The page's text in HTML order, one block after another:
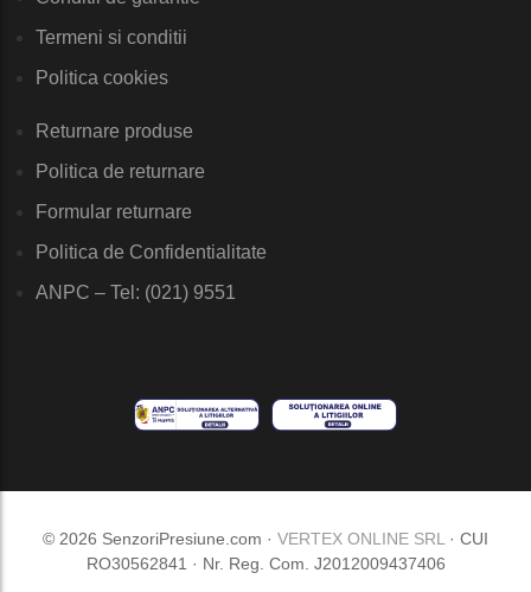
Termeni si conditii
Politica cookies
Returnare produse
Politica de returnare
Formular returnare
Politica de Confidentialitate
ANPC – Tel: (021) 9551
© 2026 SenzoriPresiune.com · VERTEX ONLINE SRL · CUI
RO30562841 · Nr. Reg. Com. J2012009437406